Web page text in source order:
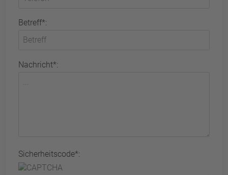
Betreff*:
Nachricht*:
Sicherheitscode*: